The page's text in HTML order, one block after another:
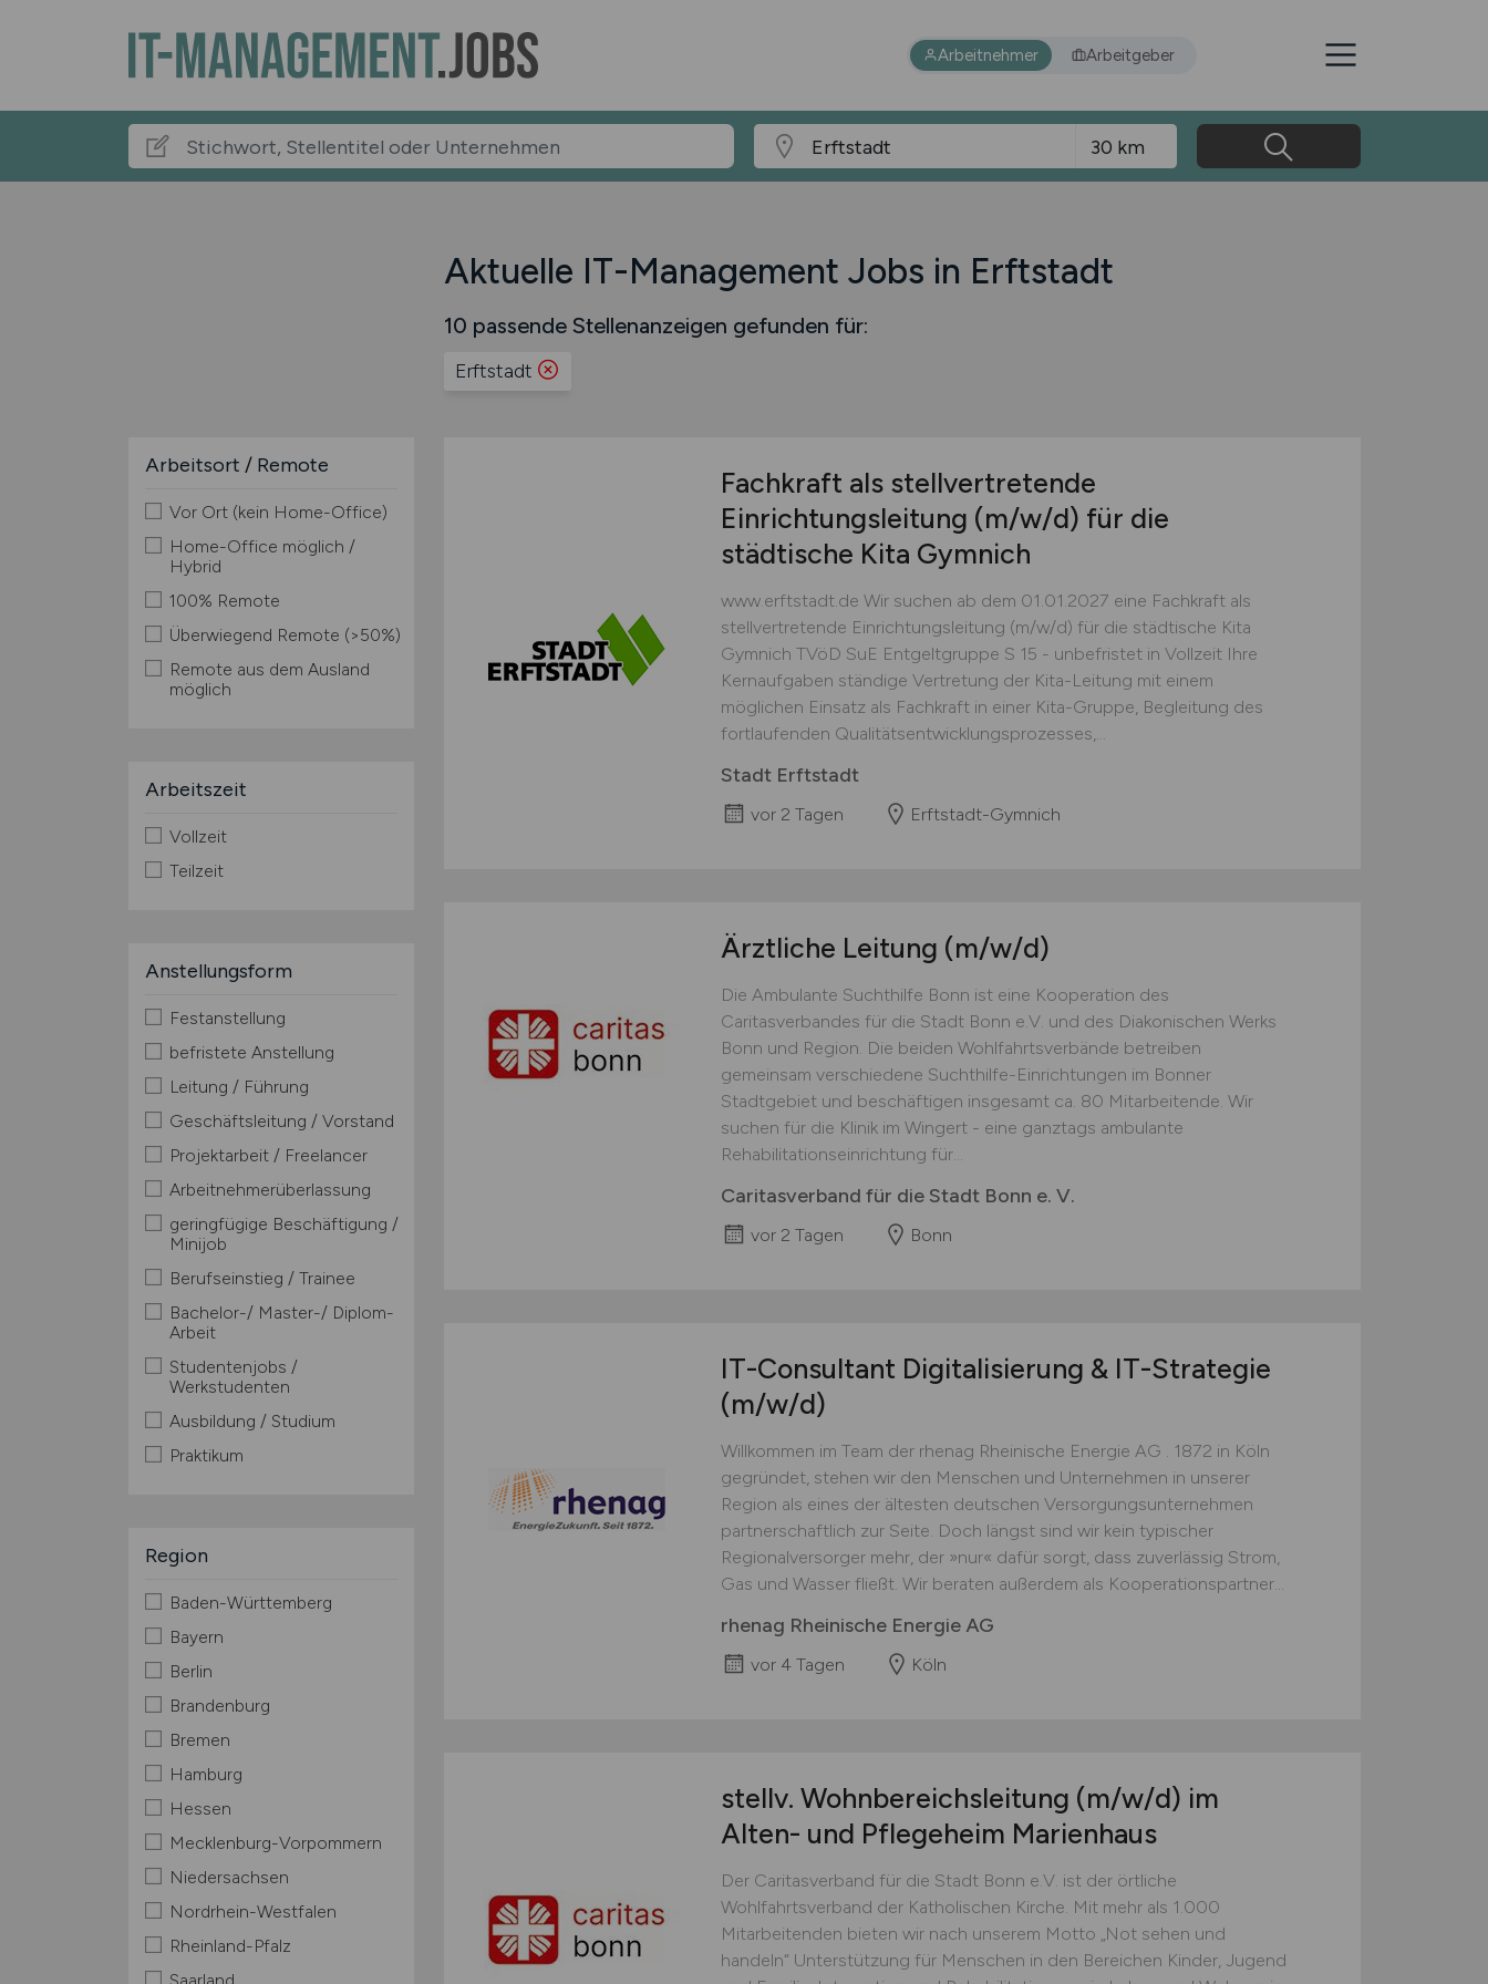
Arbeitnehmer Arbeitgeber
Aktuelle IT-Management Jobs in Erftstadt
10 passende Stellenanzeigen gefunden für:
Erftstadt
Arbeitsort / Remote
Vor Ort (kein Home-Office)
Home-Office möglich /
Hybrid
100% Remote
Überwiegend Remote (>50%)
Remote aus dem Ausland
möglich
Arbeitszeit
Vollzeit
Teilzeit
Anstellungsform
Festanstellung
befristete Anstellung
Leitung / Führung
Geschäftsleitung / Vorstand
Projektarbeit / Freelancer
Arbeitnehmerüberlassung
geringfügige Beschäftigung /
Minijob
Berufseinstieg / Trainee
Bachelor-/ Master-/ Diplom-
Arbeit
Studentenjobs /
Werkstudenten
Ausbildung / Studium
Praktikum
Region
Baden-Württemberg
Bayern
Berlin
Brandenburg
Bremen
Hamburg
Hessen
Mecklenburg-Vorpommern
Niedersachsen
Nordrhein-Westfalen
Rheinland-Pfalz
Fachkraft als stellvertretende
Einrichtungsleitung (m/w/d) für die
städtische Kita Gymnich
www.erftstadt.de Wir suchen ab dem 01.01.2027 eine Fachkraft als
stellvertretende Einrichtungsleitung (m/w/d) für die städtische Kita
Gymnich TVöD SuE Entgeltgruppe S 15 - unbefristet in Vollzeit Ihre
Kernaufgaben ständige Vertretung der Kita-Leitung mit einem
möglichen Einsatz als Fachkraft in einer Kita-Gruppe, Begleitung des
fortlaufenden Qualitätsentwicklungsprozesses,...
Stadt Erftstadt
vor 2 Tagen Erftstadt-Gymnich
Ärztliche Leitung (m/w/d)
Die Ambulante Suchthilfe Bonn ist eine Kooperation des
Caritasverbandes für die Stadt Bonn e.V. und des Diakonischen Werks
Bonn und Region. Die beiden Wohlfahrtsverbände betreiben
gemeinsam verschiedene Suchthilfe-Einrichtungen im Bonner
Stadtgebiet und beschäftigen insgesamt ca. 80 Mitarbeitende. Wir
suchen für die Klinik im Wingert - eine ganztags ambulante
Rehabilitationseinrichtung für...
Caritasverband für die Stadt Bonn e. V.
vor 2 Tagen Bonn
IT-Consultant Digitalisierung & IT-Strategie
(m/w/d)
Willkommen im Team der rhenag Rheinische Energie AG . 1872 in Köln
gegründet, stehen wir den Menschen und Unternehmen in unserer
Region als eines der ältesten deutschen Versorgungsunternehmen
partnerschaftlich zur Seite. Doch längst sind wir kein typischer
Regionalversorger mehr, der »nur« dafür sorgt, dass zuverlässig Strom,
Gas und Wasser fließt. Wir beraten außerdem als Kooperationspartner...
rhenag Rheinische Energie AG
vor 4 Tagen Köln
stellv. Wohnbereichsleitung (m/w/d) im
Alten- und Pflegeheim Marienhaus
Der Caritasverband für die Stadt Bonn e.V. ist der örtliche
Wohlfahrtsverband der Katholischen Kirche. Mit mehr als 1.000
Mitarbeitenden bieten wir nach unserem Motto „Not sehen und
handeln“ Unterstützung für Menschen in den Bereichen Kinder, Jugend